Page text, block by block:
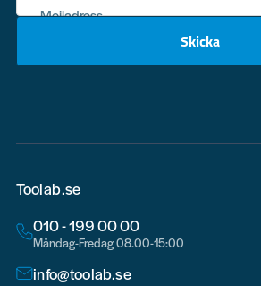
Mejladress
Skicka
Toolab.se
010 - 199 00 00
Måndag-Fredag 08.00-15:00
info@toolab.se